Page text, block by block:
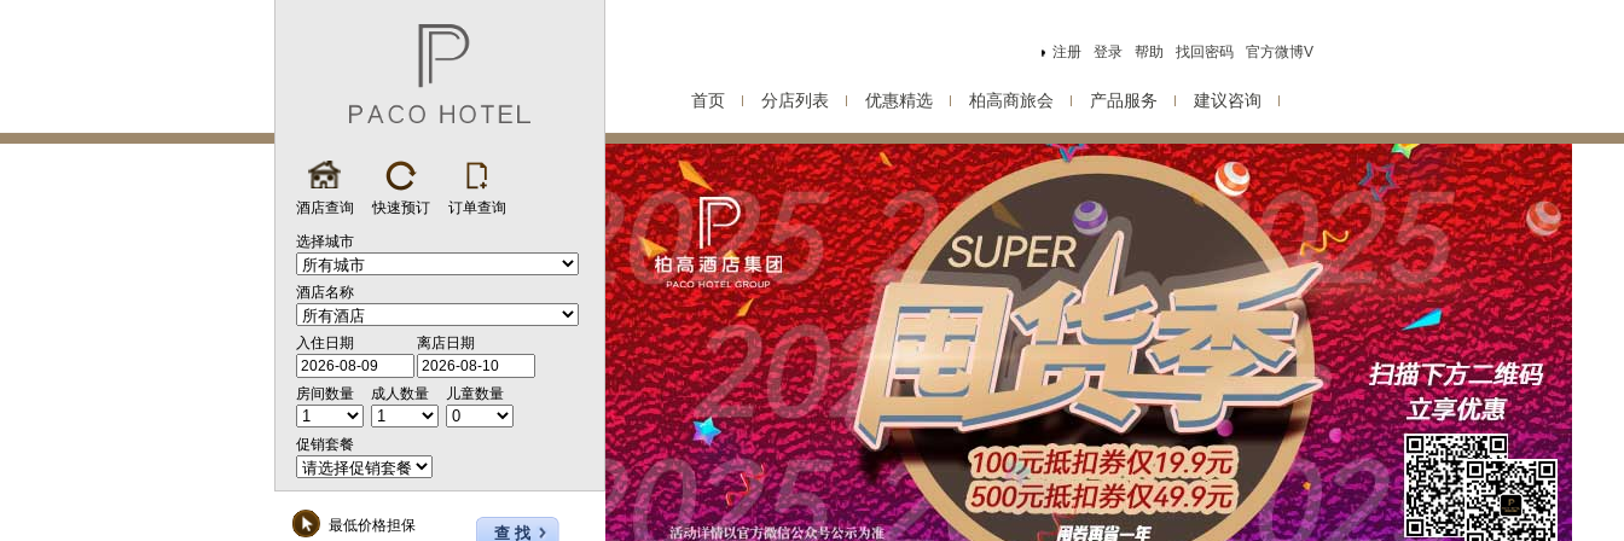
注册 登录 帮助 找回密码 官方微博V
首页 分店列表 优惠精选 柏高商旅会 产品服务 建议咨询
酒店查询 快速预订
订单查询
选择城市
酒店名称
入住日期 离店日期
房间数量 成人数量 儿童数量
促销套餐
最低价格担保